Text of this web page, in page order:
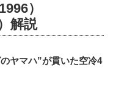
）
解説
ヤマハ”が貫いた空冷4